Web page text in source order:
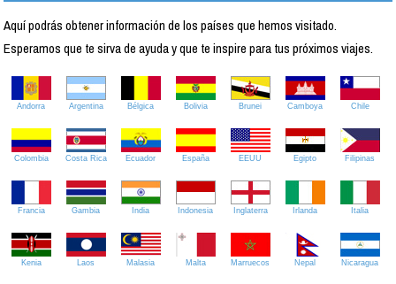
Aquí podrás obtener información de los países que hemos visitado.
Esperamos que te sirva de ayuda y que te inspire para tus próximos viajes.
Andorra Argentina Bélgica Bolivia Brunei Camboya Chile
Colombia Costa Rica Ecuador España EEUU Egipto Filipinas
Francia Gambia India Indonesia Inglaterra Irlanda Italia
Kenia Laos Malasia Malta Marruecos Nepal Nicaragua